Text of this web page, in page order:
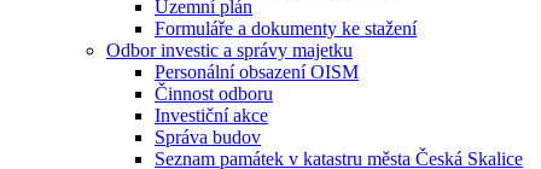
Územní plán
Formuláře a dokumenty ke stažení
Odbor investic a správy majetku
Personální obsazení OISM
Činnost odboru
Investiční akce
Správa budov
Seznam památek v katastru města Česká Skalice